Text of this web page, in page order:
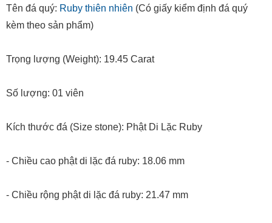
Tên đá quý: Ruby thiên nhiên (Có giấy kiểm định đá quý
kèm theo sản phẩm)
Trọng lượng (Weight): 19.45 Carat
Số lượng: 01 viên
Kích thước đá (Size stone): Phật Di Lặc Ruby
- Chiều cao phật di lặc đá ruby: 18.06 mm
- Chiều rộng phật di lặc đá ruby: 21.47 mm